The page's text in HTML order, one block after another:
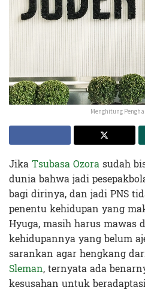
Menghitung
JikaTsubasa Ozorasudah
dunia bahwa jadi
bagi dirinya, dan jadi PNS
penentu kehidupan yang
Hyuga, masih harus mawas
kehidupannya yang belum
sarankan agar hengkang
Sleman, ternyata ada
kesusahan untuk